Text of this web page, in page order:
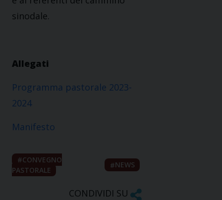
sinodale.
Allegati
Programma pastorale 2023-
2024
Manifesto
CONVEGNO
PASTORALE
NEWS
CONDIVIDI SU